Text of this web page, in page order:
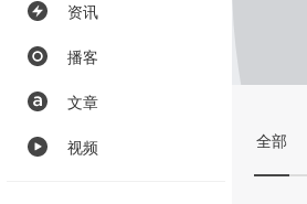
资讯
播客
文章
视频 全部